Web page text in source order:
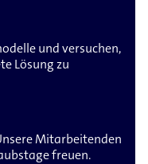
und versuchen,
Lösung zu
Mitarbeitenden
freuen.